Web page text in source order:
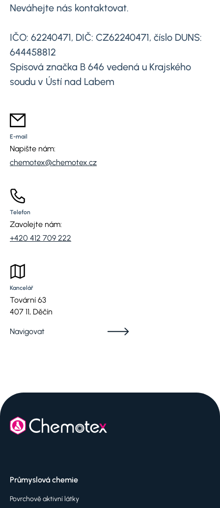
Neváhejte nás kontaktovat.
IČO: 62240471, DIČ: CZ62240471, číslo DUNS:
644458812
Spisová značka B 646 vedená u Krajského
soudu v Ústí nad Labem
E-mail
Napište nám:
chemotex@chemotex.cz
Telefon
Zavolejte nám:
+420 412 709 222
Kancelář
Tovární 63
407 11, Děčín
Navigovat
Průmyslová chemie
Povrchově aktivní látky